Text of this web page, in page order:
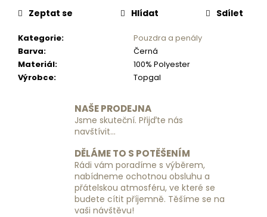
Kategorie:
Pouzdra a penály
Barva:
Černá
Materiál:
100% Polyester
Výrobce: Topgal
Zeptat se Hlídat Sdílet
NAŠE PRODEJNA
Jsme skuteční. Přijďte nás
navštívit...
DĚLÁME TO S POTĚŠENÍM
Rádi vám poradíme s výběrem,
nabídneme ochotnou obsluhu a
přátelskou atmosféru, ve které se
budete cítit příjemně. Těšíme se na
vaši návštěvu!
u
e
m
e